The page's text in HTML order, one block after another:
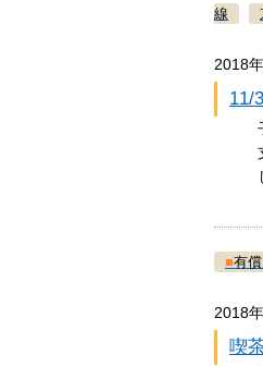
線
2018
11/
■有
2018
喫